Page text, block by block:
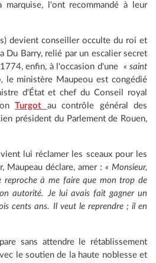
marquise, l'ont recommandé à leur
devient conseiller occulte du roi et
Du Barry, relié par un escalier secret
enfin, à l'occasion d'une « saint
le ministère Maupeou est congédié
d'État et chef du Conseil royal
Turgot au contrôle général des
président du Parlement de Rouen,
lui réclamer les sceaux pour les
Maupeau déclare, amer : « Monsieur,
reproche à me faire que mon trop de
autorité. Je lui avais fait gagner un
cents ans. Il veut le reprendre ; il en
sans attendre le rétablissement
le soutien de la haute noblesse et